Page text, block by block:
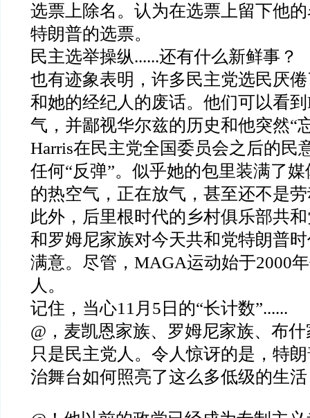
选票上除名。认为在选票上留下他
特朗普的选票。
民主选举操纵......还有什么新鲜事？
也有迹象表明，许多民主党选民厌
和她的经纪人的废话。他们可以看
气，并鄙视华尔兹的历史和他突然“
Harris在民主党全国委员会之后的民
任何“反弹”。似乎她的包里装满了
的热空气，正在放气，甚至还不是
此外，后里根时代的乡村俱乐部共
和罗姆尼家族对今天共和党特朗普
满意。尽管，MAGA运动始于2000
人。
记住，当心11月5日的“长计数”......
@，麦凯恩家族、罗姆尼家族、布
只是民主党人。令人惊讶的是，特
治舞台如何照亮了这么多低级的生